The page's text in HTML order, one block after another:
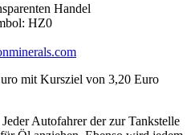
Handel
HZ0
mit Kursziel von 3,20 Euro
Autofahrer der zur Tankstelle